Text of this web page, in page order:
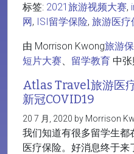
标签: 2021旅游视频大赛,
网, ISI留学保险, 旅游医疗
由 Morrison Kwong旅游
短片大赛、 留学教育 中张
Atlas Travel旅游医
新冠COVID19
20 7 月, 2020 by Morrison
我们知道有很多留学生都
医疗保险。好消息终于来